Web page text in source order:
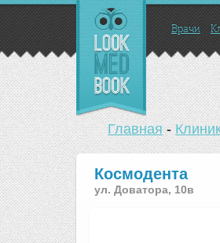
Врачи
Главная-
Космодента
ул. Доватора, 10в